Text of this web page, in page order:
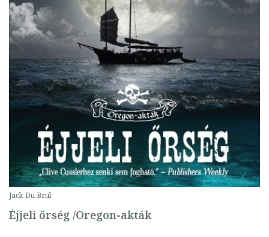
Jack Du Brul
Éjjeli őrség /Oregon-akták